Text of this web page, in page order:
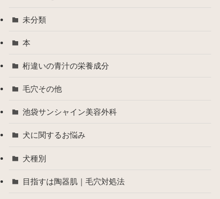
未分類
本
桁違いの青汁の栄養成分
毛穴その他
池袋サンシャイン美容外科
犬に関するお悩み
犬種別
目指すは陶器肌｜毛穴対処法